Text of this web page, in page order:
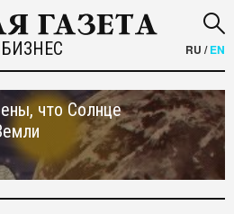
БИЗНЕС RU /EN
что Солнце